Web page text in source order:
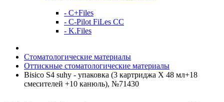
- C+Files
- C-Pilot FiLes CC
- K.Files
Стоматологические материалы
Оттискные стоматологические материалы
Bisico S4 suhy - упаковка (3 картриджа Х 48 мл+18
смесителей +10 канюль), №71430